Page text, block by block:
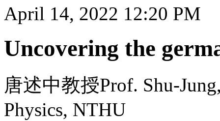
April 14, 2022 12:20 PM
Uncovering the
唐述中教授Prof. Shu-
Physics, NTHU